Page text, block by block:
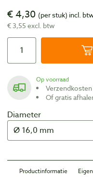
€ 4,30 (per stuk) incl.
€ 3,55 excl. btw
Op voorraad
Of gratis
Diameter
Productinformatie